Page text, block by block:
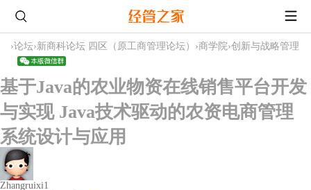
›论坛›新商科论坛 四区（原工商管理论坛） ›商学院›创新与战略管理
基于Java的农业物资在线销售平台开发
与实现 Java技术驱动的农资电商管理
系统设计与应用
Zhangruixi1